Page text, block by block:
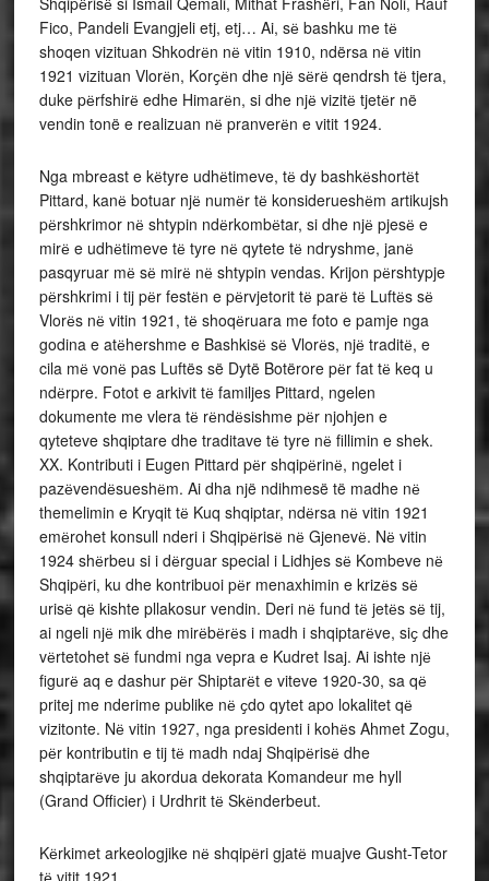
Fico, Pandeli Evangjeli etj, etj… Ai, sё bashku me tё
shoqen vizituan Shkodrёn nё vitin 1910, ndërsa nё vitin
1921 vizituan Vlorёn, Korҫёn dhe njё sёrё qendrsh tё tjera,
duke pёrfshirё edhe Himarёn, si dhe njё vizitё tjetёr në
vendin tonë e realizuan nё pranverёn e vitit 1924.
Nga mbreast e kёtyre udhёtimeve, tё dy bashkёshortёt
Pittard, kanё botuar njё numёr tё konsiderueshёm artikujsh
pёrshkrimor nё shtypin ndёrkombёtar, si dhe njё pjesё e
mirё e udhёtimeve tё tyre nё qytete tё ndryshme, janё
pasqyruar mё sё mirё nё shtypin vendas. Krijon pёrshtypje
pёrshkrimi i tij pёr festёn e pёrvjetorit tё parё tё Luftёs sё
Vlorёs nё vitin 1921, tё shoqёruara me foto e pamje nga
godina e atёhershme e Bashkisё sё Vlorёs, njё traditё, e
cila mё vonё pas Luftës së Dytë Botërore pёr fat tё keq u
ndёrpre. Fotot e arkivit tё familjes Pittard, ngelen
dokumente me vlera tё rёndёsishme pёr njohjen e
qyteteve shqiptare dhe traditave tё tyre nё fillimin e shek.
XX. Kontributi i Eugen Pittard pёr shqipёrinё, ngelet i
pazёvendёsueshёm. Ai dha një ndihmesë të madhe nё
themelimin e Kryqit tё Kuq shqiptar, ndёrsa nё vitin 1921
emёrohet konsull nderi i Shqipёrisё nё Gjenevё. Nё vitin
1924 shёrbeu si i dёrguar special i Lidhjes sё Kombeve nё
Shqipёri, ku dhe kontribuoi pёr menaxhimin e krizёs sё
urisё qё kishte pllakosur vendin. Deri nё fund tё jetёs sё tij,
ai ngeli njё mik dhe mirёbёrёs i madh i shqiptarёve, siҫ dhe
vёrtetohet sё fundmi nga vepra e Kudret Isaj. Ai ishte njё
figurё aq e dashur pёr Shiptarёt e viteve 1920-30, sa qё
pritej me nderime publike nё ҫdo qytet apo lokalitet qё
vizitonte. Nё vitin 1927, nga presidenti i kohёs Ahmet Zogu,
pёr kontributin e tij tё madh ndaj Shqipёrisё dhe
shqiptarёve ju akordua dekorata Komandeur me hyll
(Grand Officier) i Urdhrit tё Skёnderbeut.
Kёrkimet arkeologjike nё shqipёri gjatё muajve Gusht-Tetor
tё vitit 1921.